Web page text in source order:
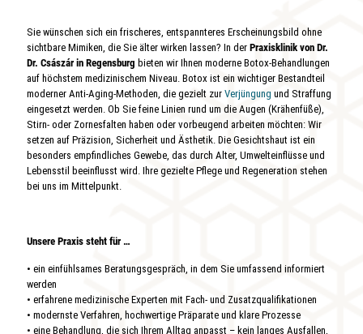
Sie wünschen sich ein frischeres, entspannteres Erscheinungsbild ohne
sichtbare Mimiken, die Sie älter wirken lassen? In der Praxisklinik von Dr.
Dr. Császár in Regensburg bieten wir Ihnen moderne Botox-Behandlungen
auf höchstem medizinischem Niveau. Botox ist ein wichtiger Bestandteil
moderner Anti-Aging-Methoden, die gezielt zur Verjüngung und Straffung
eingesetzt werden. Ob Sie feine Linien rund um die Augen (Krähenfüße),
Stirn- oder Zornesfalten haben oder vorbeugend arbeiten möchten: Wir
setzen auf Präzision, Sicherheit und Ästhetik. Die Gesichtshaut ist ein
besonders empfindliches Gewebe, das durch Alter, Umwelteinflüsse und
Lebensstil beeinflusst wird. Ihre gezielte Pflege und Regeneration stehen
bei uns im Mittelpunkt.
Unsere Praxis steht für …
• ein einfühlsames Beratungsgespräch, in dem Sie umfassend informiert
werden
• erfahrene medizinische Experten mit Fach- und Zusatzqualifikationen
• modernste Verfahren, hochwertige Präparate und klare Prozesse
• eine Behandlung, die sich Ihrem Alltag anpasst – kein langes Ausfallen,